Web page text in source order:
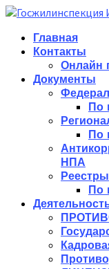
Главная
Контакты
Онлайн
Документы
По
По
НПА
Реестры
По